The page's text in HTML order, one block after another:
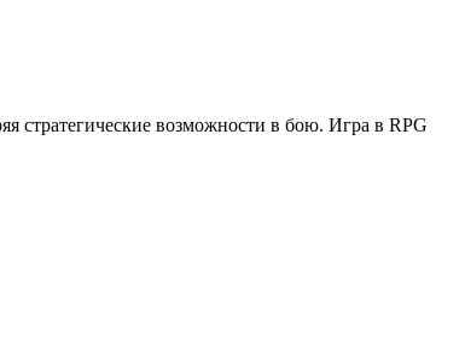
стратегические возможности в бою. Игра в RPG